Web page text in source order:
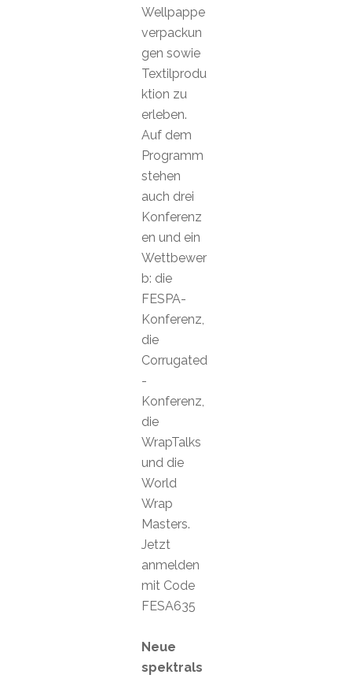
Wellpappe
verpackun
gen sowie
Textilprodu
ktion zu
erleben.
Auf dem
Programm
stehen
auch drei
Konferenz
en und ein
Wettbewer
b: die
FESPA-
Konferenz,
die
Corrugated
-
Konferenz,
die
WrapTalks
und die
World
Wrap
Masters.
Jetzt
anmelden
mit Code
FESA635
Neue
spektrals